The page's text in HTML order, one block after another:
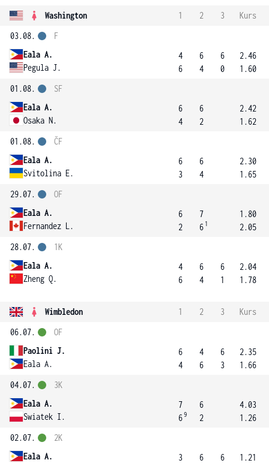
Washington 1 2 3
Kurs
03.08.
Eala A.
Pegula J.
F
4
6
6
4
6
0
2.46
1.60
01.08.
Eala A.
Osaka N.
SF
6
4
6
2
2.42
1.62
01.08.
Eala A.
Svitolina E.
ČF
6
3
6
4
2.30
1.65
29.07.
Eala A.
Fernandez L.
OF
6
2
7
6 1
1.80
2.05
28.07.
Eala A.
Zheng Q.
1K
4
6
6
4
6
1
2.04
1.78
Wimbledon 1 2 3
Kurs
06.07.
Paolini J.
Eala A.
OF
6
4
4
6
6
3
2.35
1.66
04.07.
Eala A.
Swiatek I.
3K
7
69
6
2
4.03
1.26
02.07.
Eala A.
2K
3
6
6
1.21